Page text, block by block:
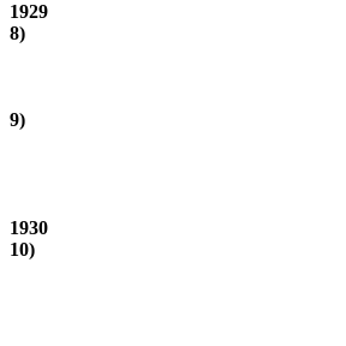
1929
8)
9)
1930
10)